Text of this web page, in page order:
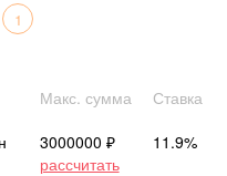
1
Макс. сумма
3000000 ₽
рассчитать
Ставка
11.9%